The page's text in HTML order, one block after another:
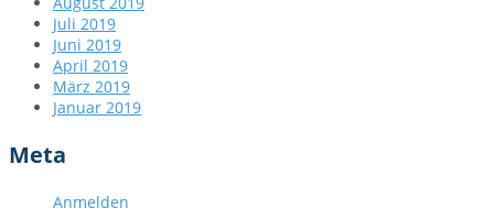
Juli 2019
Juni 2019
April 2019
März 2019
Januar 2019
Meta
Anmelden